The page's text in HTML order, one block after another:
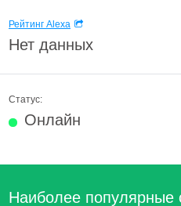
Рейтинг Alexa
Нет данных
Статус:
Онлайн
Наиболее популярные